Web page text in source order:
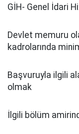
GİH- Genel İdari
Devlet memuru
kadrolarında
Başvuruyla ilgili
olmak
İlgili bölüm